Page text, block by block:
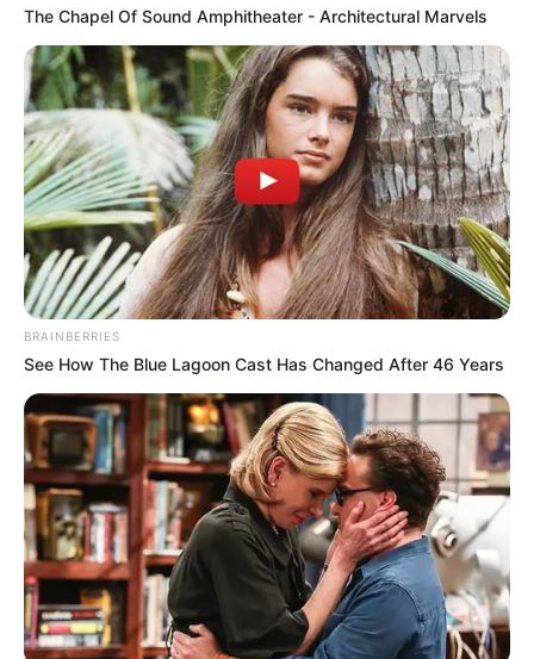
A Rihanna Museum Is Probably Opening Soon
BRAINBERRIES
Most People Don't Know That These 8 Celebrities Are
Muslim
BRAINBERRIES
The Chapel Of Sound Amphitheater - Architectural Marvels
BRAINBERRIES
See How The Blue Lagoon Cast Has Changed After 46 Years